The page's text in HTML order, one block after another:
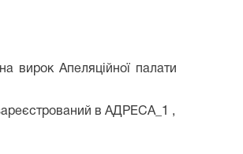
вирок Апеляційної палати
в АДРЕСА_1 ,